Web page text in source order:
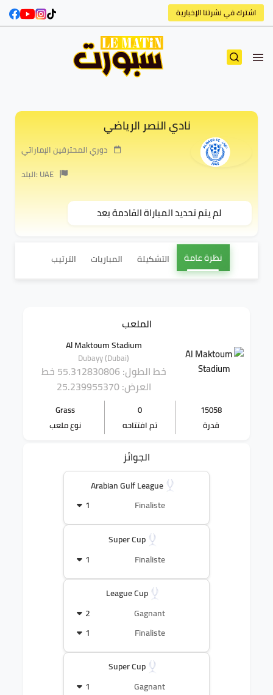
اشترك في نشرتنا الإخبارية
نادي النصر الرياضي
دوري المحترفين الإماراتي
البلد: UAE
لم يتم تحديد المباراة القادمة بعد
نظرة عامة التشكيلة المباريات الترتيب
الملعب
Al Maktoum Stadium
Dubayy (Dubai)
خط الطول: 55.312830806
خط
العرض: 25.239955370
15058
قدرة
0
تم افتتاحه
Grass
نوع ملعب
الجوائز
Arabian Gulf League
Finaliste
1
Super Cup
Finaliste
1
League Cup
Gagnant
2
Finaliste
1
Super Cup
Gagnant
1